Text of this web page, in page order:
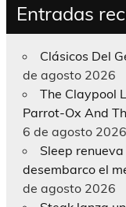
Entradas
Clásicos Del
de agosto 2026
The Claypool
Parrot-Ox And
6 de agosto 2026
Sleep
desembarco el
de agosto 2026